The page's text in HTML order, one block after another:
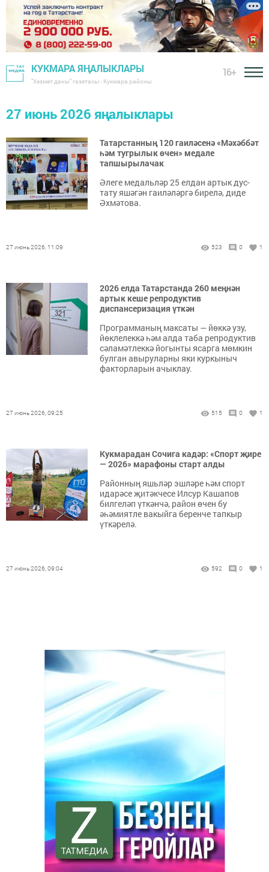
КУКМАРА ЯҢАЛЫКЛАРЫ
"Хезмәт даны" газетасы - Кукмара районы
16+
27 июнь 2026 яңалыклары
Татарстанның 120 гаиләсенә «Мәхәббәт
һәм тугрылык өчен» медале
тапшырылачак
Әлеге медальләр 25 елдан артык дус-
тату яшәгән гаиләләргә бирелә, диде
Әхмәтова.
27 июнь 2026, 11:09 523 0 1
2026 елда Татарстанда 260 меңнән
артык кеше репродуктив
диспансеризация үткән
Программаның максаты — йөккә узу,
йөклелеккә һәм алда таба репродуктив
сәламәтлеккә йогынты ясарга мөмкин
булган авыруларны яки куркыныч
факторларын ачыклау.
27 июнь 2026, 09:25 515 0 1
Кукмарадан Сочига кадәр: «Спорт җире
— 2026» марафоны старт алды
Районның яшьләр эшләре һәм спорт
идарәсе җитәкчесе Илсур Кашапов
билгеләп үткәнчә, район өчен бу
әһәмиятле вакыйга беренче тапкыр
үткәрелә.
27 июнь 2026, 09:04 592 0 1